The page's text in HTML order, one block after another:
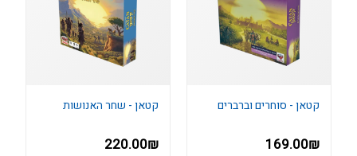
קטאן - סוחרים וברברים
169.00₪
קטאן - שחר האנושות
220.00₪